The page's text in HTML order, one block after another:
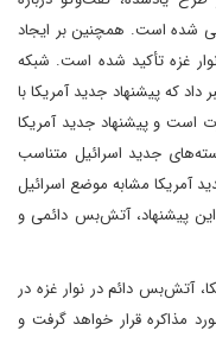
شده است. همچنین بر ایجاد
غزه تأکید شده است. شبکه
داد که پیشنهاد جدید آمریکا با
است و پیشنهاد جدید آمریکا
جدید اسرائیل متناسب
آمریکا مشابه موضع اسرائیل
پیشنهاد، آتش‌بس دائمی و
آتش‌بس دائم در نوار غزه در
قرار خواهد گرفت و